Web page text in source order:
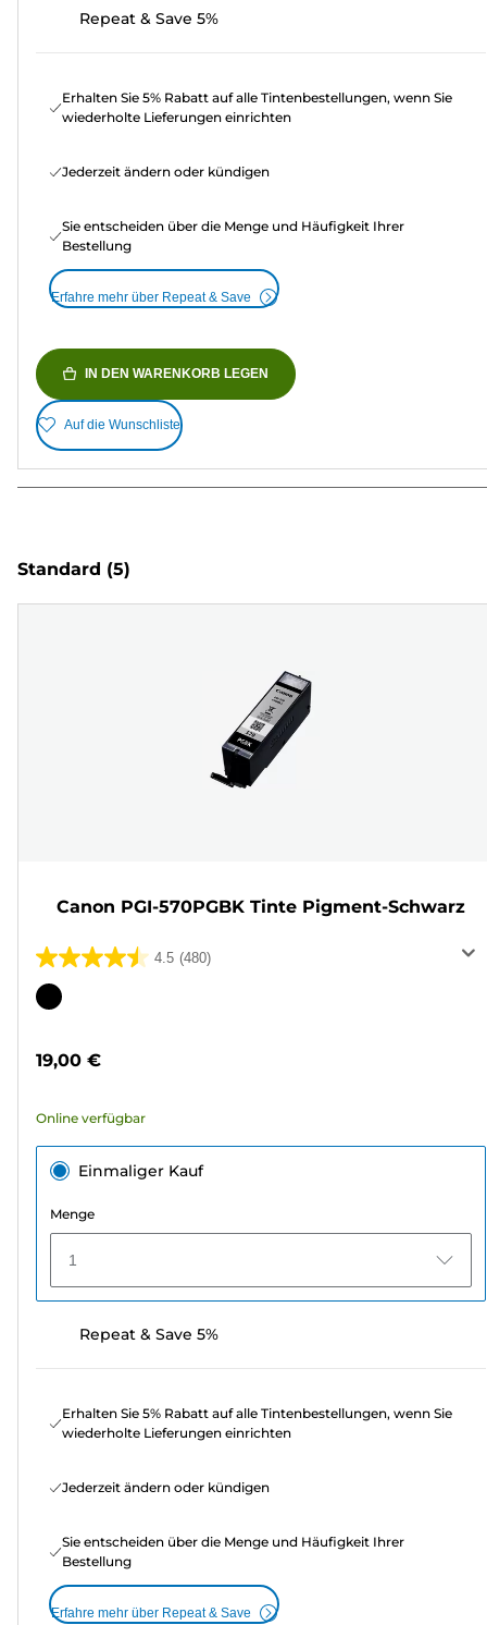
Repeat & Save 5%
Erhalten Sie 5% Rabatt auf alle Tintenbestellungen, wenn Sie
wiederholte Lieferungen einrichten
Jederzeit ändern oder kündigen
Sie entscheiden über die Menge und Häufigkeit Ihrer
Bestellung
Erfahre mehr über Repeat & Save
IN DEN WARENKORB LEGEN
Auf die Wunschliste
Standard (5)
Canon PGI-570PGBK Tinte Pigment-Schwarz
4.5 (480)
4.5
von
480
Farbpatrone
19,00 €
Online verfügbar
Einmaliger Kauf
Menge
1
Repeat & Save 5%
Erhalten Sie 5% Rabatt auf alle Tintenbestellungen, wenn Sie
wiederholte Lieferungen einrichten
Jederzeit ändern oder kündigen
Sie entscheiden über die Menge und Häufigkeit Ihrer
Bestellung
Erfahre mehr über Repeat & Save